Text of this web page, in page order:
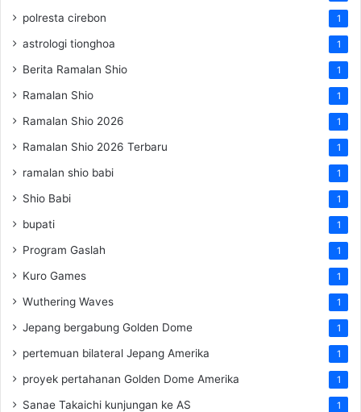
polresta cirebon 1
astrologi tionghoa 1
Berita Ramalan Shio 1
Ramalan Shio 1
Ramalan Shio 2026 1
Ramalan Shio 2026 Terbaru 1
ramalan shio babi 1
Shio Babi 1
bupati 1
Program Gaslah 1
Kuro Games 1
Wuthering Waves 1
Jepang bergabung Golden Dome 1
pertemuan bilateral Jepang Amerika 1
proyek pertahanan Golden Dome Amerika 1
Sanae Takaichi kunjungan ke AS 1